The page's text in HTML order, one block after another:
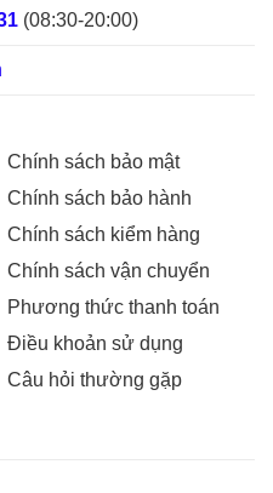
(08:30-20:00)
Chính sách bảo mật
Chính sách bảo hành
Chính sách kiểm hàng
Chính sách vận chuyển
Phương thức thanh toán
Điều khoản sử dụng
Câu hỏi thường gặp